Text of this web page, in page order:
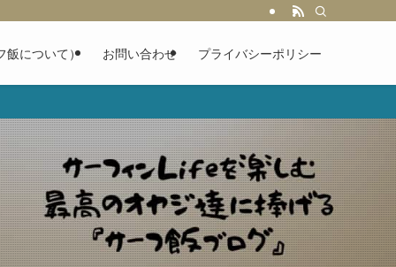
飯について） お問い合わせ プライバシーポリシー